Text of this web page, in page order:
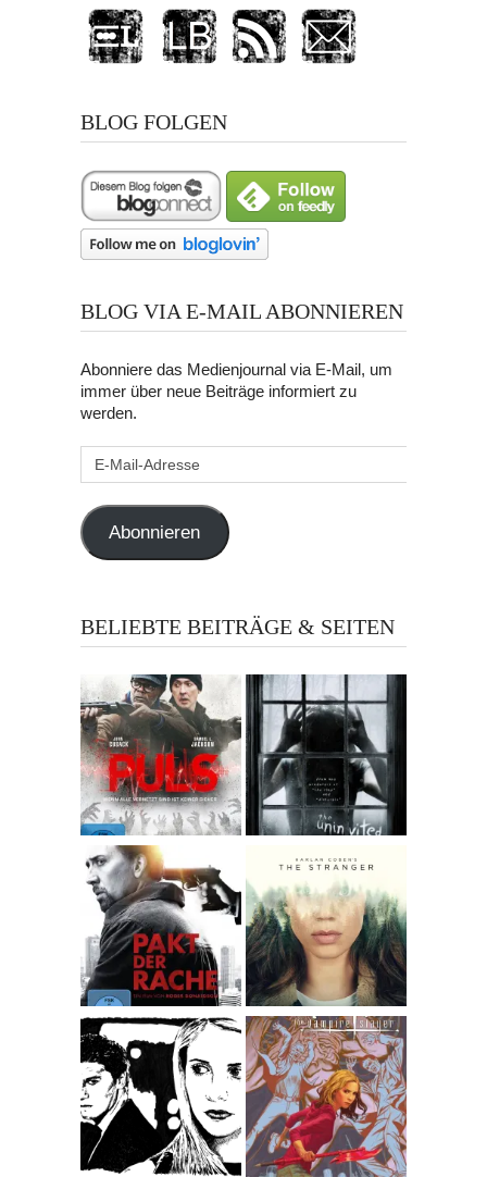
BLOG FOLGEN
BLOG VIA E-MAIL ABONNIEREN
Abonniere das Medienjournal via E-Mail, um
immer über neue Beiträge informiert zu
werden.
Abonnieren
BELIEBTE BEITRÄGE & SEITEN